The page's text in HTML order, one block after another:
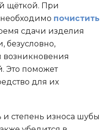
щёткой. При
почистить
сдачи изделия
безусловно,
возникновения
Это поможет
для их
степень износа шубы